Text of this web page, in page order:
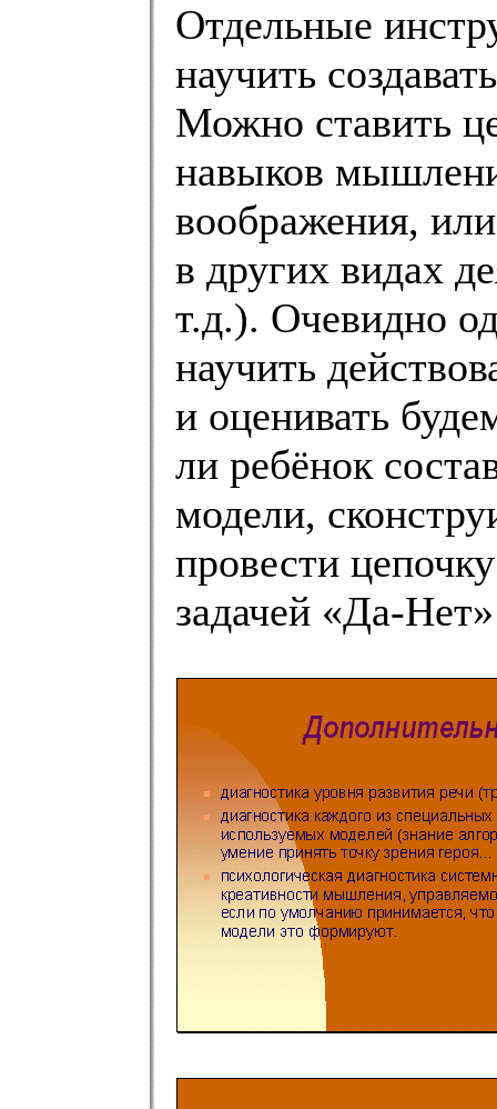
Отдельные
научить
Можно ставить
навыков
воображения,
в других видах
т.д.). Очевидно
научить
и оценивать
ли ребёнок
модели,
провести
задачей «Да-